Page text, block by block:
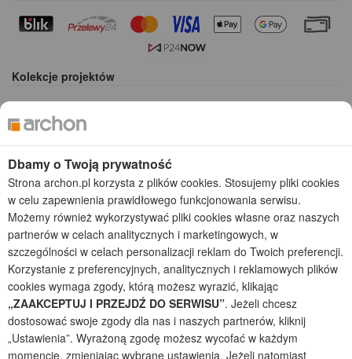
Kolekcje projektów
Gotowe projekty domów
Projekty domów tanich w budowie
Projekty małych domów (do 150 m2)
Projekty domów wielorodzinnych
Projekty domów bliźniaczych
Projekty domów nowoczesnych
Projekty domów parterowych
2026 © ARCHON+ Biuro Projektów - Tradycyjne i nowoczesne gotowe
projekty domów - autorska pracownia architektoniczna założona w 1990r.
przez arch. Barbarę Mendel
Z uwagi na ciągłe doskonalenie procesu powstawania projektów (zgodnie z
normą ISO 9001), prezentowane na stronie projekty domów mogą
nieznacznie różnić się od dokumentacji technicznej.
Dbamy o Twoją prywatność
Strona archon.pl korzysta z plików cookies. Stosujemy pliki cookies
w celu zapewnienia prawidłowego funkcjonowania serwisu.
Możemy również wykorzystywać pliki cookies własne oraz naszych
partnerów w celach analitycznych i marketingowych, w
szczególności w celach personalizacji reklam do Twoich preferencji.
Korzystanie z preferencyjnych, analitycznych i reklamowych plików
cookies wymaga zgody, którą możesz wyrazić, klikając
„ZAAKCEPTUJ I PRZEJDŹ DO SERWISU”. Jeżeli chcesz
dostosować swoje zgody dla nas i naszych partnerów, kliknij
„Ustawienia”. Wyrażoną zgodę możesz wycofać w każdym
momencie, zmieniając wybrane ustawienia. Jeżeli natomiast